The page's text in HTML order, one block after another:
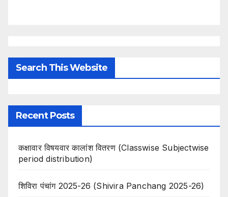
Search This Website
Recent Posts
कक्षावार विषयवार कालांश वितरण (Classwise Subjectwise
period distribution)
शिविरा पंचांग 2025-26 (Shivira Panchang 2025-26)